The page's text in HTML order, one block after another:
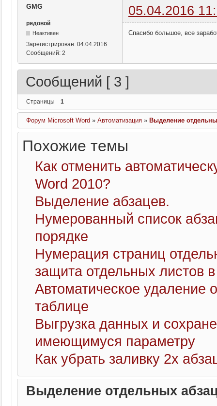
GMG 05.04.2016
рядовой
Неактивен
Зарегистрирован: 04.04.2016
Сообщений: 2
Спасибо большое, все
Сообщений [ 3 ]
Страницы 1
Форум Microsoft Word »Автоматизация » Выделение
Похожие темы
Как отменить
Word 2010?
Выделение абзацев.
Нумерованный список
порядке
Нумерация страниц
защита отдельных листов
Автоматическое удаление
таблице
Выгрузка данных и
имеющимуся параметру
Как убрать заливку 2х
Выделение отдельных